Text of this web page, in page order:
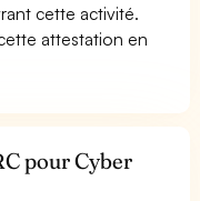
cette activité.
attestation en
pour Cyber